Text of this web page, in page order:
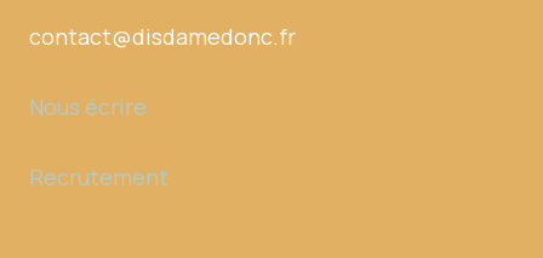
contact@disdamedonc.fr
Nous écrire
Recrutement